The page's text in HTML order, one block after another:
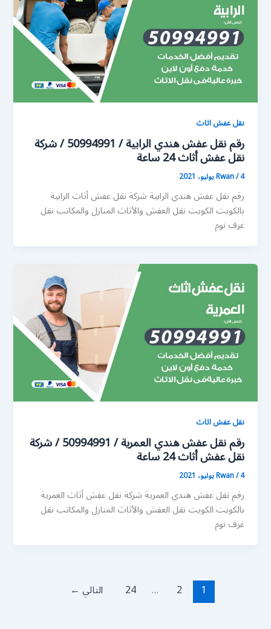
نقل عفش اثاث
رقم نقل عفش هندي الرابية / 50994991 / شركة
نقل عفش أثاث 24 ساعة
Rwan/4 يوليو، 2021
رقم نقل عفش هندي الرابية شركة نقل عفش أثاث الرابية
بالكويت الكويت نقل العفش والأثاث المنازل والمكاتب نقل
غرف نوم
نقل عفش اثاث
رقم نقل عفش هندي العمرية / 50994991 / شركة
نقل عفش أثاث 24 ساعة
Rwan/4 يوليو، 2021
رقم نقل عفش هندي العمرية شركة نقل عفش أثاث العمرية
بالكويت الكويت نقل العفش والأثاث المنازل والمكاتب نقل
غرف نوم
1
2
…
24 التالي ←